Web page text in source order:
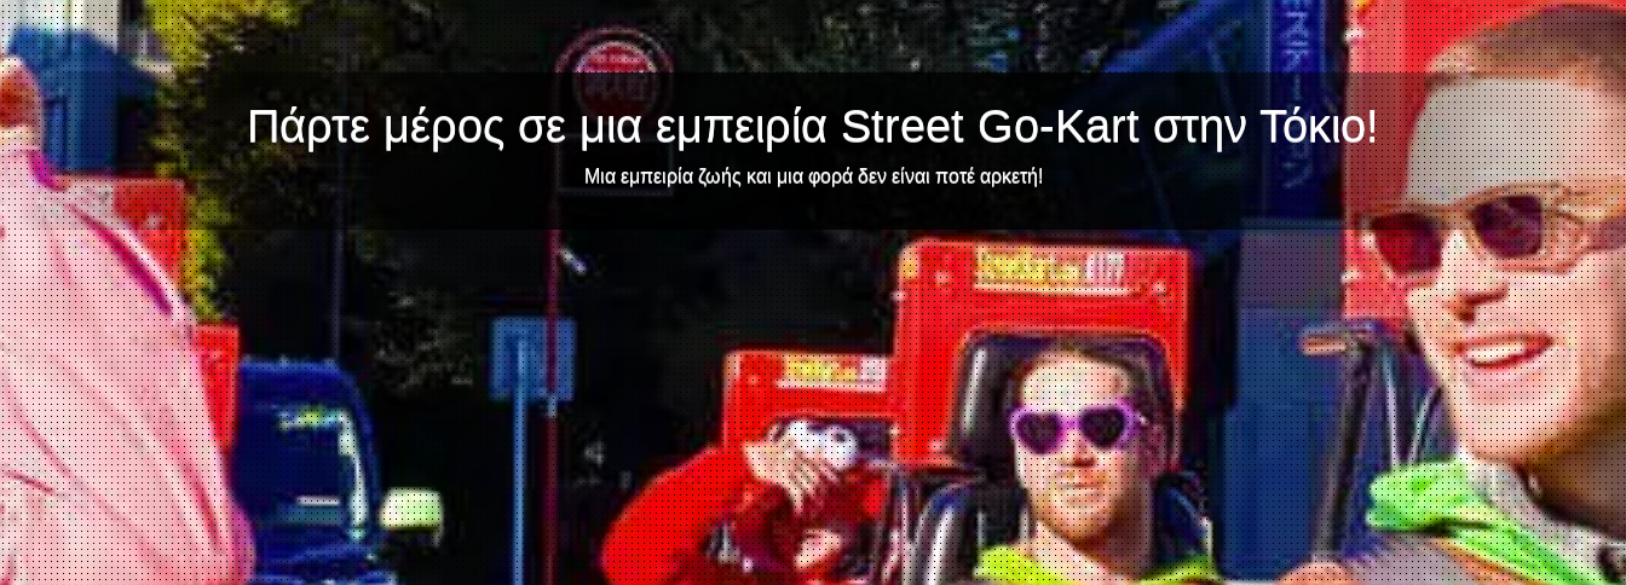
Πάρτε μέρος σε μια εμπειρία Street Go-Kart στην Τόκιο!
Μια εμπειρία ζωής και μια φορά δεν είναι ποτέ αρκετή!